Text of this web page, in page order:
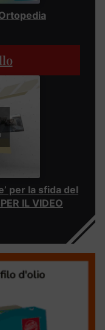
per la sfida del
IL VIDEO